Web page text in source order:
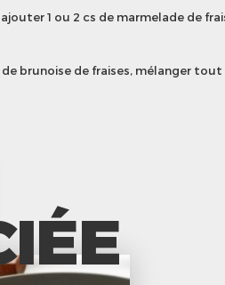
1 ou 2 cs de marmelade de
de brunoise de fraises, mélanger